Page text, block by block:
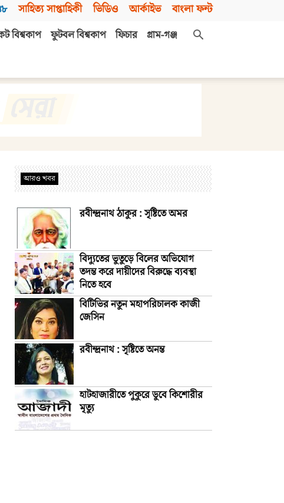
সাহিত্য সাপ্তাহিকী ভিডিও আর্কাইভ বাংলা ফন্ট
বিশ্বকাপ ফুটবল বিশ্বকাপ ফিচার
গ্রাম-গঞ্জ
আরও খবর
রবীন্দ্রনাথ ঠাকুর : সৃষ্টিতে অমর
বিদ্যুতের ভুতুড়ে বিলের অভিযোগ
তদন্ত করে দায়ীদের বিরুদ্ধে ব্যবস্থা
নিতে হবে
বিটিভির নতুন মহাপরিচালক কাজী
জেসিন
রবীন্দ্রনাথ : সৃষ্টিতে অনন্ত
হাটহাজারীতে পুকুরে ডুবে কিশোরীর
মৃত্যু